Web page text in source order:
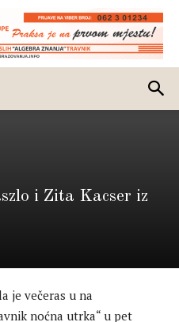
i Zita Kacser iz
je večeras u na
noćna utrka“ u pet